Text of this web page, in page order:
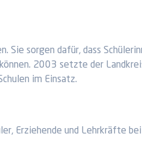
sorgen dafür, dass
2003 setzte der
im Einsatz.
Erziehende und Lehrkräfte